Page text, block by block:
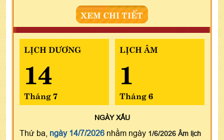
XEM CHI TIẾT
LỊCH DƯƠNG
14
Tháng 7
LỊCH ÂM
1
Tháng 6
NGÀYXẤU
Thứ ba, ngày 14/7/2026 nhằm ngày 1/6/2026 Âm lịch